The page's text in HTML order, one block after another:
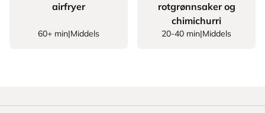
airfryer
60+ min|Middels
rotgrønnsaker og
chimichurri
20-40 min|Middels